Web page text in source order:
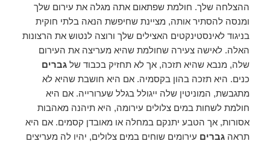
ההצלחה שלך. חולמת שפתאום אתה מגלה את עירום שלך
ומנסה להסתיר אותה, מציינת שחיפשת הנאה בלתי חוקית
בניגוד לאינסטינקטים האצילים שלך ורוצה לנטוש את הרצונות
האלה. לאישה צעירה שחולמת שהיא מעריצה את העירום
שלה, מנבא שהיא תזכה, אך לא תחזיק בכבוד שלגברים
כנים. היא תזכה בהון בקסמיה. אם היא חושבת שהיא לא
מתגבשת, המוניטין שלה ייגולל בגלל שערורייה. אם היא
חולמת לשחות במים צלולים עירומה, היא תיהנה מאהבות
אסורות, אך הטבע יתנקם במחלה או מאובדן קסמים. אם היא
תראהגברים עירומים שוחים במים צלולים, יהיו לה מעריצים